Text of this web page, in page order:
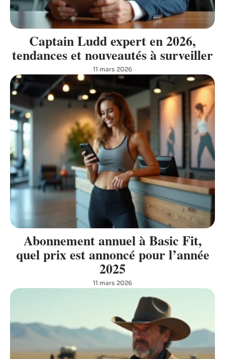
Captain Ludd expert en 2026,
tendances et nouveautés à surveiller
11 mars 2026
Abonnement annuel à Basic Fit,
quel prix est annoncé pour l’année
2025
11 mars 2026